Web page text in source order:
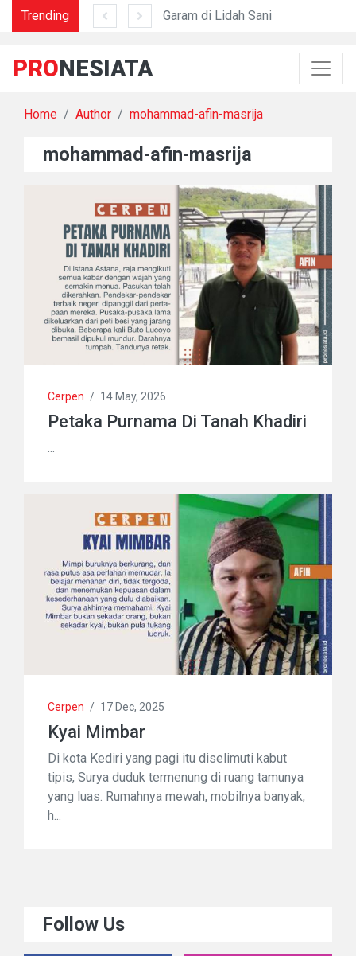
Trending Garam di Lidah Sani
PRONESIATA
Home Author mohammad-afin-masrija
mohammad-afin-masrija
Cerpen / 14 May, 2026
Petaka Purnama Di Tanah Khadiri
...
Cerpen / 17 Dec, 2025
Kyai Mimbar
Di kota Kediri yang pagi itu diselimuti kabut
tipis, Surya duduk termenung di ruang tamunya
yang luas. Rumahnya mewah, mobilnya banyak,
h...
Follow Us